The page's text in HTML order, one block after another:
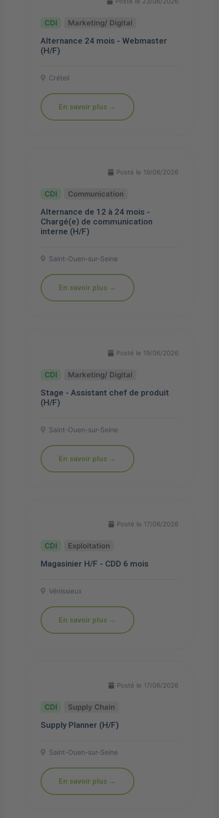
Marketing/ Digital
Alternance 24 mois - Webmaster
(H/F)
Créteil
En savoir plus →
Posté le 19/06/2026
Communication
Alternance de 12 à 24 mois -
Chargé(e) de communication
interne (H/F)
Saint-Ouen-sur-Seine
En savoir plus →
Posté le 19/06/2026
Marketing/ Digital
Stage - Assistant chef de produit
(H/F)
Saint-Ouen-sur-Seine
En savoir plus →
Posté le 17/06/2026
Exploitation
Magasinier H/F - CDD 6 mois
Vénissieux
En savoir plus →
Posté le 17/06/2026
Supply Chain
Supply Planner (H/F)
Saint-Ouen-sur-Seine
En savoir plus →